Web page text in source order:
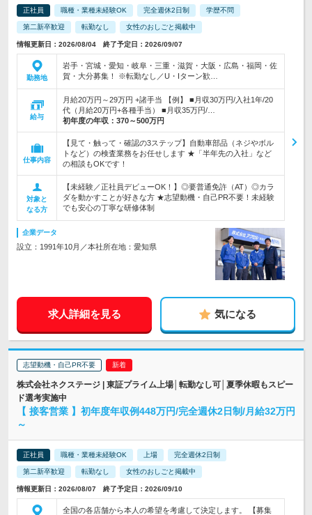
正社員 職種・業種未経験OK 完全週休2日制 学歴不問
第二新卒歓迎 転勤なし 女性のおしごと掲載中
情報更新日：2026/08/04 終了予定日：2026/09/07
勤務地
岩手・宮城・愛知・岐阜・三重・滋賀・大阪・広島・福岡・佐
賀・大分募集！ ※転勤なし／U・Iターン歓…
給与
月給20万円～29万円 +諸手当 【例】 ■月収30万円/入社1年/20
代（月給20万円+各種手当） ■月収35万円/…
初年度の年収： 370～500万円
仕事内容
【見て・触って・確認の3ステップ】自動車部品（ネジやボル
トなど）の検査業務をお任せします ★「半年先の入社」など
の相談もOKです！
対象と
なる方
【未経験／正社員デビューOK！】◎要普通免許（AT）◎カラ
ダを動かすことが好きな方 ★志望動機・自己PR不要！未経験
でも安心の丁寧な研修体制
企業データ
設立：1991年10月／本社所在地：愛知県
求人詳細を見る 気になる
志望動機・自己PR不要
株式会社ネクステージ | 東証プライム上場│転勤なし可│夏季休暇もスピー
ド選考実施中
【 接客営業 】初年度年収例448万円/完全週休2日制/月給32万円
～
正社員 職種・業種未経験OK 上場 完全週休2日制
第二新卒歓迎 転勤なし 女性のおしごと掲載中
情報更新日：2026/08/07 終了予定日：2026/09/10
全国の各店舗から本人の希望を考慮して決定します。 【募集